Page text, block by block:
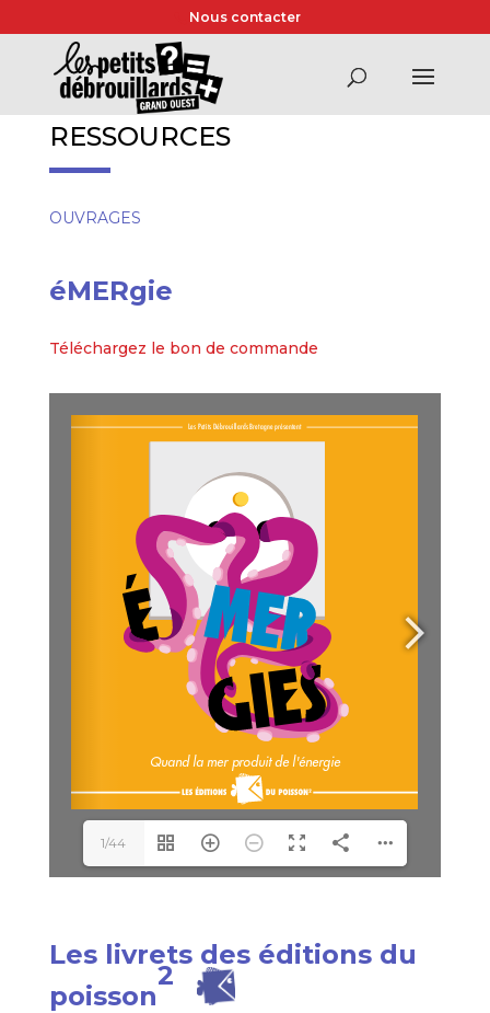
Nous contacter
RESSOURCES
OUVRAGES
éMERgie
Téléchargez le bon de commande
1/44
Les livrets des éditions du
poisson
2